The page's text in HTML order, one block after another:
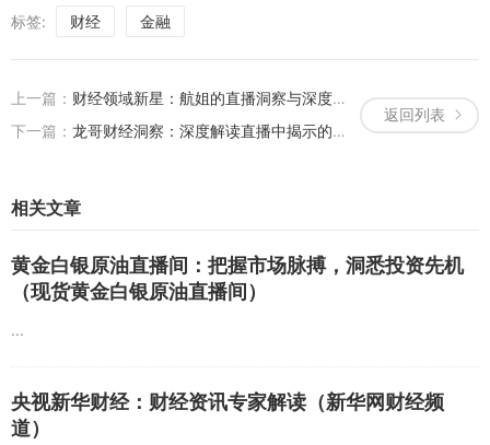
标签: 财经 金融
返回列表
上一篇： 财经领域新星：航姐的直播洞察与深度解析（航姐什么意思）
下一篇： 龙哥财经洞察：深度解读直播中揭示的经济动态（直播经济龙头股）
相关文章
黄金白银原油直播间：把握市场脉搏，洞悉投资先机
（现货黄金白银原油直播间）
...
央视新华财经：财经资讯专家解读（新华网财经频
道）